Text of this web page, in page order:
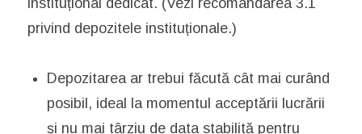
privind depozitele instituționale.)
Depozitarea ar trebui făcută cât mai curând
posibil, ideal la momentul acceptării lucrării
și nu mai târziu de data stabilită pentru